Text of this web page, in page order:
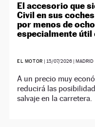
El accesorio que
Civil en sus
por menos de
especialmente útil
EL MOTOR | 15/07/2026| MADRID
A un precio muy
reducirá las
salvaje en la carretera.